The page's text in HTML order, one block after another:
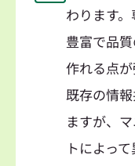
わります
豊富で品
作れる点
既存の情
ますが、
トによっ